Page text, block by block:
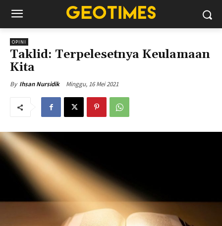
OPINI
Taklid: Terpelesetnya Keulamaan
Kita
By Ihsan Nursidik Minggu, 16 Mei 2021